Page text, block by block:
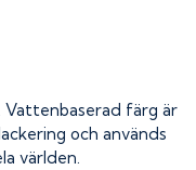
färg är
och används
världen.